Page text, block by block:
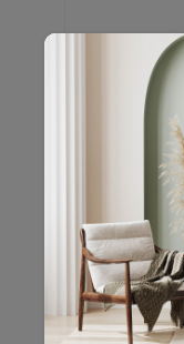
14,99 €